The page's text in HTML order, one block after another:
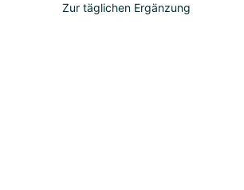
Zur täglichen Ergänzung